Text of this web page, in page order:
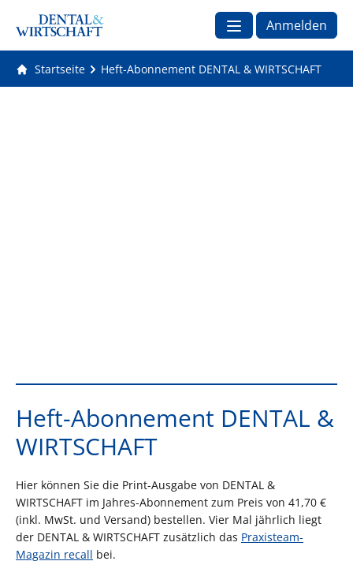
Anmelden
Startseite Heft-Abonnement DENTAL & WIRTSCHAFT
Heft-Abonnement DENTAL &
WIRTSCHAFT
Hier können Sie die Print-Ausgabe von DENTAL &
WIRTSCHAFT im Jahres-Abonnement zum Preis von 41,70 €
(inkl. MwSt. und Versand) bestellen. Vier Mal jährlich liegt
der DENTAL & WIRTSCHAFT zusätzlich das Praxisteam-
Magazin recall bei.